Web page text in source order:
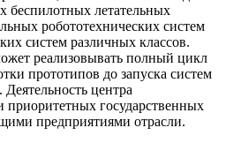
беспилотных летательных
робототехнических систем
систем различных классов.
реализовывать полный цикл
прототипов до запуска систем
центра
приоритетных государственных
предприятиями отрасли.